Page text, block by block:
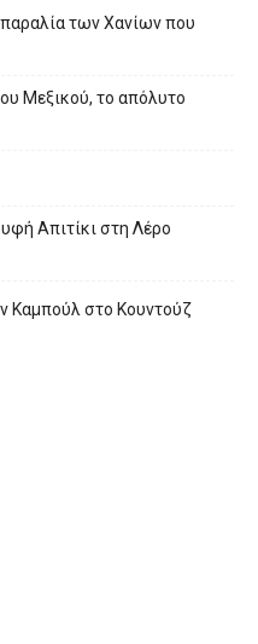
των Χανίων που
Μεξικού, το απόλυτο
Απιτίκι στη Λέρο
Καμπούλ στο Κουντούζ